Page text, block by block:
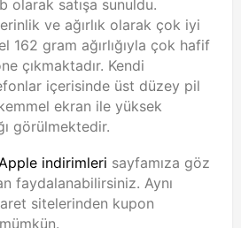
olarak satışa sunuldu.
ve ağırlık olarak çok iyi
162 gram ağırlığıyla çok hafif
çıkmaktadır. Kendi
içerisinde üst düzey pil
ekran ile yüksek
görülmektedir.
indirimleri sayfamıza göz
faydalanabilirsiniz. Aynı
sitelerinden kupon